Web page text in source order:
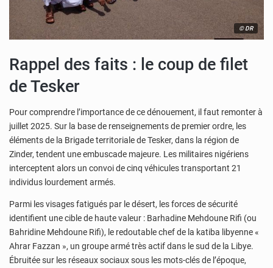
© DR
Rappel des faits : le coup de filet
de Tesker
Pour comprendre l’importance de ce dénouement, il faut remonter à
juillet 2025. Sur la base de renseignements de premier ordre, les
éléments de la Brigade territoriale de Tesker, dans la région de
Zinder, tendent une embuscade majeure. Les militaires nigériens
interceptent alors un convoi de cinq véhicules transportant 21
individus lourdement armés.
Parmi les visages fatigués par le désert, les forces de sécurité
identifient une cible de haute valeur : Barhadine Mehdoune Rifi (ou
Bahridine Mehdoune Rifi), le redoutable chef de la katiba libyenne «
Ahrar Fazzan », un groupe armé très actif dans le sud de la Libye.
Ébruitée sur les réseaux sociaux sous les mots-clés de l’époque,